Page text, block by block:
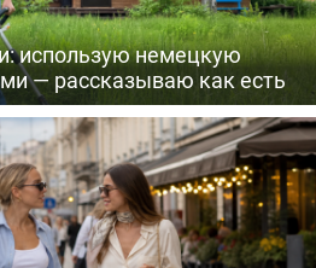
использую немецкую
— рассказываю как есть